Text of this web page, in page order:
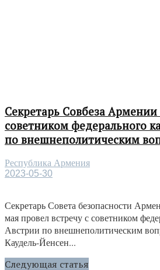
Секретарь Совбеза Армении
советником федерального
по внешнеполитическим
Республика Армения
2023-05-30
Секретарь Совета безопасности
мая провел встречу с советником
Австрии по внешнеполитическим
Каудель-Йенсен...
Следующая статья